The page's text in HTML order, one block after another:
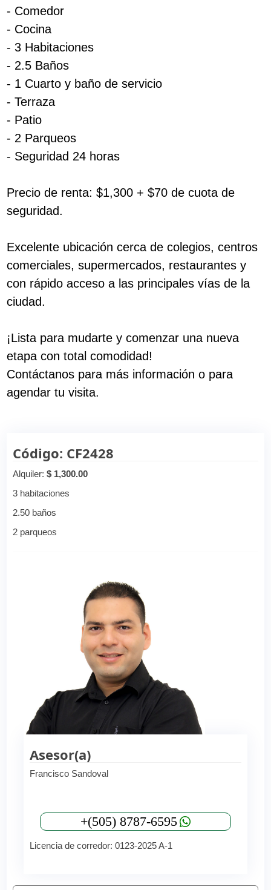
- Comedor
- Cocina
- 3 Habitaciones
- 2.5 Baños
- 1 Cuarto y baño de servicio
- Terraza
- Patio
- 2 Parqueos
- Seguridad 24 horas
Precio de renta: $1,300 + $70 de cuota de
seguridad.
Excelente ubicación cerca de colegios, centros
comerciales, supermercados, restaurantes y
con rápido acceso a las principales vías de la
ciudad.
¡Lista para mudarte y comenzar una nueva
etapa con total comodidad!
Contáctanos para más información o para
agendar tu visita.
Código: CF2428
Alquiler:$ 1,300.00
3 habitaciones
2.50 baños
2 parqueos
Asesor(a)
Francisco Sandoval
+(505) 8787-6595
Licencia de corredor: 0123-2025 A-1